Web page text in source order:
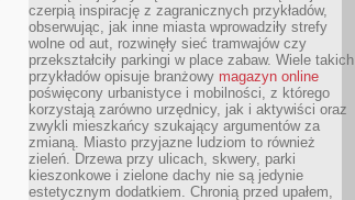
czerpią inspirację z zagranicznych przykładów,
obserwując, jak inne miasta wprowadziły strefy
wolne od aut, rozwinęły sieć tramwajów czy
przekształciły parkingi w place zabaw. Wiele takich
przykładów opisuje branżowy magazyn online
poświęcony urbanistyce i mobilności, z którego
korzystają zarówno urzędnicy, jak i aktywiści oraz
zwykli mieszkańcy szukający argumentów za
zmianą. Miasto przyjazne ludziom to również
zieleń. Drzewa przy ulicach, skwery, parki
kieszonkowe i zielone dachy nie są jedynie
estetycznym dodatkiem. Chronią przed upałem,